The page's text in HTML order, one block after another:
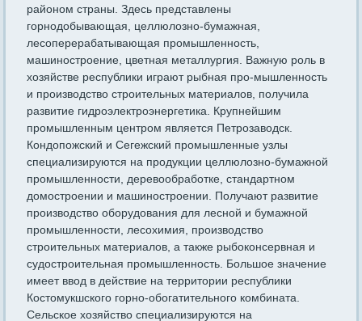
районом страны. Здесь представлены
горнодобывающая, целлюлозно-бумажная,
лесоперерабатывающая промышленность,
машиностроение, цветная металлургия. Важную роль в
хозяйстве республики играют рыбная про-мышленность
и производство строительных материалов, получила
развитие гидроэлектроэнергетика. Крупнейшим
промышленным центром является Петрозаводск.
Кондопожский и Сегежский промышленные узлы
специализируются на продукции целлюлозно-бумажной
промышленности, деревообработке, стандартном
домостроении и машиностроении. Получают развитие
производство оборудования для лесной и бумажной
промышленности, лесохимия, производство
строительных материалов, а также рыбоконсервная и
судостроительная промышленность. Большое значение
имеет ввод в действие на территории республики
Костомукшского горно-обогатительного комбината.
Сельское хозяйство специализируются на